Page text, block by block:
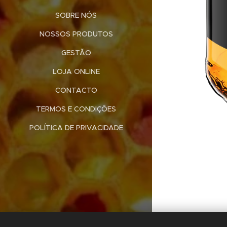
SOBRE NÓS
NOSSOS PRODUTOS
GESTÃO
LOJA ONLINE
CONTACTO
TERMOS E CONDIÇÕES
POLÍTICA DE PRIVACIDADE